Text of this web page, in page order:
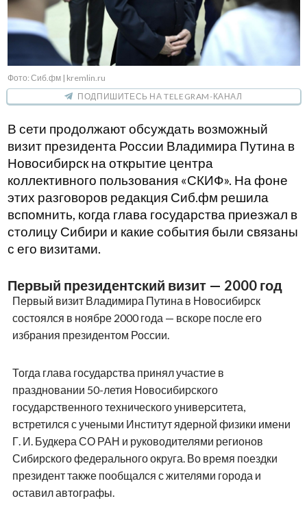
Фото: Сиб.фм | kremlin.ru
ПОДПИШИТЕСЬ НА TELEGRAM-КАНАЛ
В сети продолжают обсуждать возможный
визит президента России Владимира Путина в
Новосибирск на открытие центра
коллективного пользования «СКИФ». На фоне
этих разговоров редакция Сиб.фм решила
вспомнить, когда глава государства приезжал в
столицу Сибири и какие события были связаны
с его визитами.
Первый президентский визит — 2000 год
Первый визит Владимира Путина в Новосибирск
состоялся в ноябре 2000 года — вскоре после его
избрания президентом России.
Тогда глава государства принял участие в
праздновании 50-летия Новосибирского
государственного технического университета,
встретился с учеными Институт ядерной физики имени
Г. И. Будкера СО РАН и руководителями регионов
Сибирского федерального округа. Во время поездки
президент также пообщался с жителями города и
оставил автографы.